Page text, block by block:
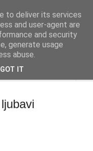
to deliver its services
and user-agent are
and security
generate usage
abuse.
GOT IT